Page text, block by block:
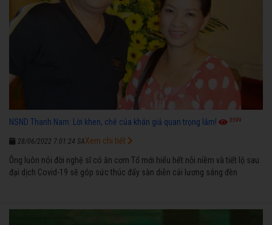
NSND Thanh Nam: Lời khen, chê của khán giả quan trọng lắm! 3599
28/06/2022 7:01:24 SA
Ông luôn nói đời nghệ sĩ có ăn cơm Tổ mới hiểu hết nỗi niềm và tiết lộ sau
đại dịch Covid-19 sẽ góp sức thúc đẩy sàn diễn cải lương sáng đèn
Xem chi tiết